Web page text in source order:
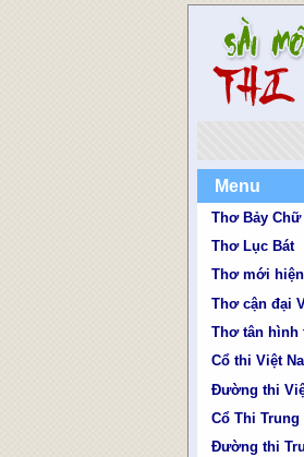
Menu
Thơ Bảy Chữ
Thơ Lục Bát
Thơ mới hiện
Thơ cận đại
Thơ tân hình
Cổ thi Việt
Đường thi
Cổ Thi Trung
Đường thi